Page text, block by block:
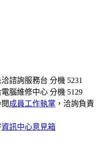
諮詢服務台 分機 5231
腦維修中心 分機 5129
成員工作執掌 ，洽詢負責
資訊中心意見箱